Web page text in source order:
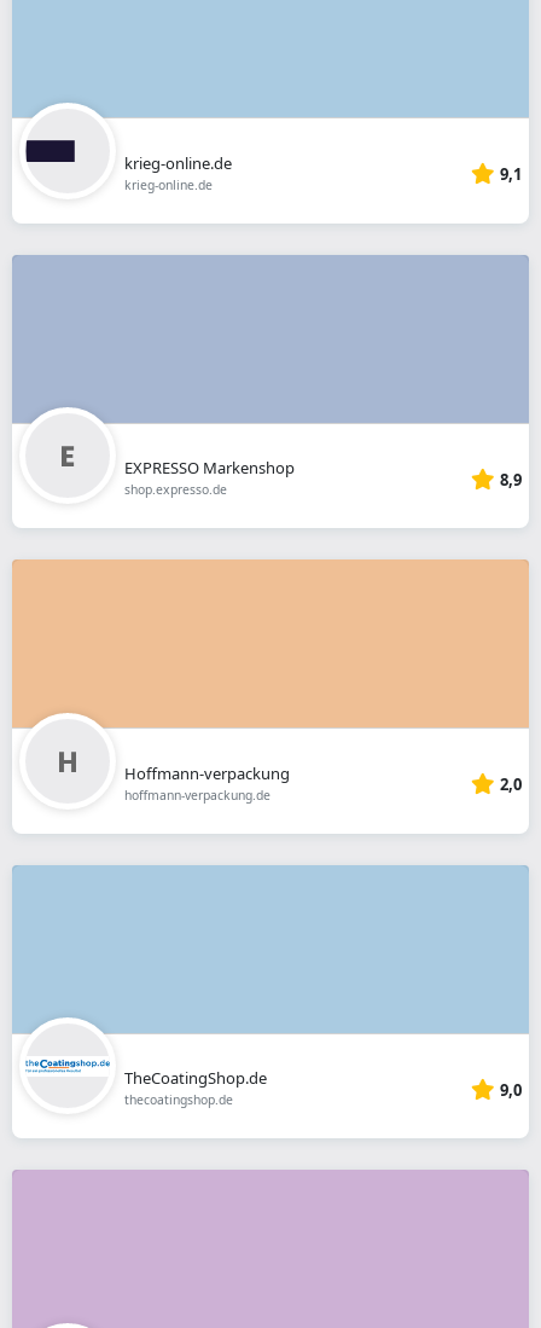
krieg-online.de
krieg-online.de 9,1
EXPRESSO Markenshop
shop.expresso.de 8,9
Hoffmann-verpackung
hoffmann-verpackung.de 2,0
TheCoatingShop.de
thecoatingshop.de 9,0